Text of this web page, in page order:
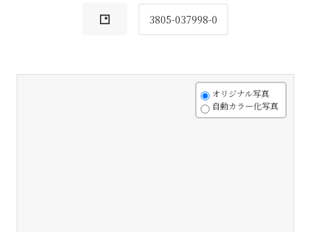
3805-037998-0
オリジナル写真
自動カラー化写真